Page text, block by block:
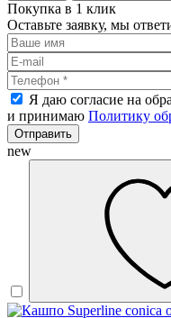
Покупка в 1 клик
Оставьте заявку, мы
Я даю согласие на
и принимаю Политику
Отправить
new